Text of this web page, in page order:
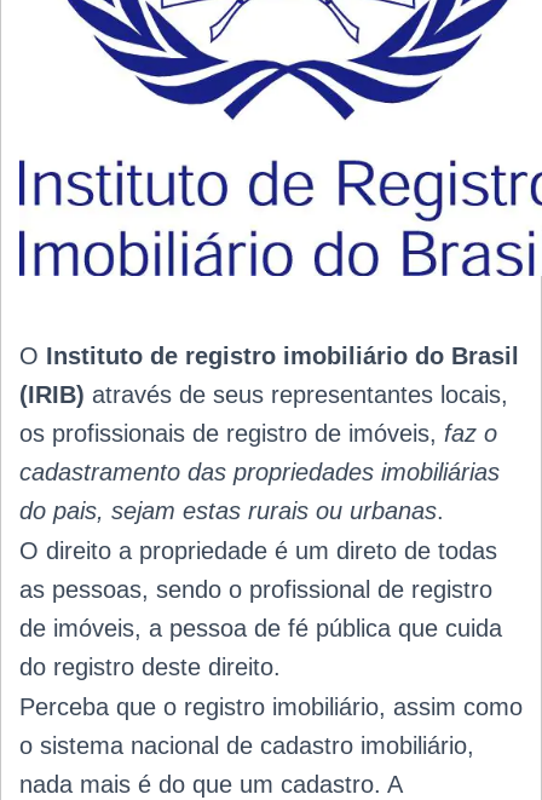
O Instituto de registro imobiliário do Brasil
(IRIB) através de seus representantes locais,
os profissionais de registro de imóveis, faz o
cadastramento das propriedades imobiliárias
do pais, sejam estas rurais ou urbanas.
O direito a propriedade é um direto de todas
as pessoas, sendo o profissional de registro
de imóveis, a pessoa de fé pública que cuida
do registro deste direito.
Perceba que o registro imobiliário, assim como
o sistema nacional de cadastro imobiliário,
nada mais é do que um cadastro. A